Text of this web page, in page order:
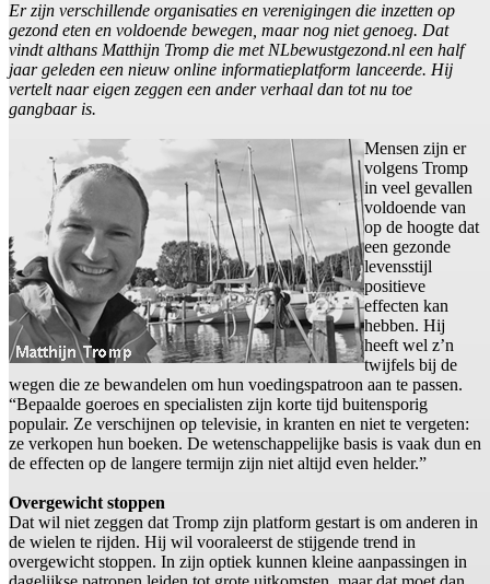
Er zijn verschillende organisaties en verenigingen die inzetten op
gezond eten en voldoende bewegen, maar nog niet genoeg. Dat
vindt althans Matthijn Tromp die met NLbewustgezond.nl een half
jaar geleden een nieuw online informatieplatform lanceerde. Hij
vertelt naar eigen zeggen een ander verhaal dan tot nu toe
gangbaar is.
Mensen zijn er
volgens Tromp
in veel gevallen
voldoende van
op de hoogte dat
een gezonde
levensstijl
positieve
effecten kan
hebben. Hij
heeft wel z’n
twijfels bij de
wegen die ze bewandelen om hun voedingspatroon aan te passen.
“Bepaalde goeroes en specialisten zijn korte tijd buitensporig
populair. Ze verschijnen op televisie, in kranten en niet te vergeten:
ze verkopen hun boeken. De wetenschappelijke basis is vaak dun en
de effecten op de langere termijn zijn niet altijd even helder.”
Overgewicht stoppen
Dat wil niet zeggen dat Tromp zijn platform gestart is om anderen in
de wielen te rijden. Hij wil vooraleerst de stijgende trend in
overgewicht stoppen. In zijn optiek kunnen kleine aanpassingen in